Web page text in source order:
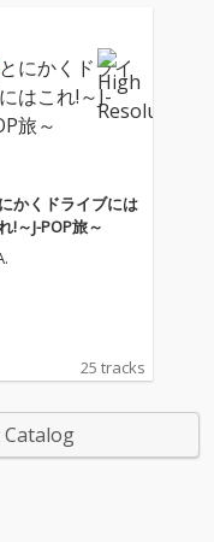
かくドライブには
!～J-POP旅～
25 tracks